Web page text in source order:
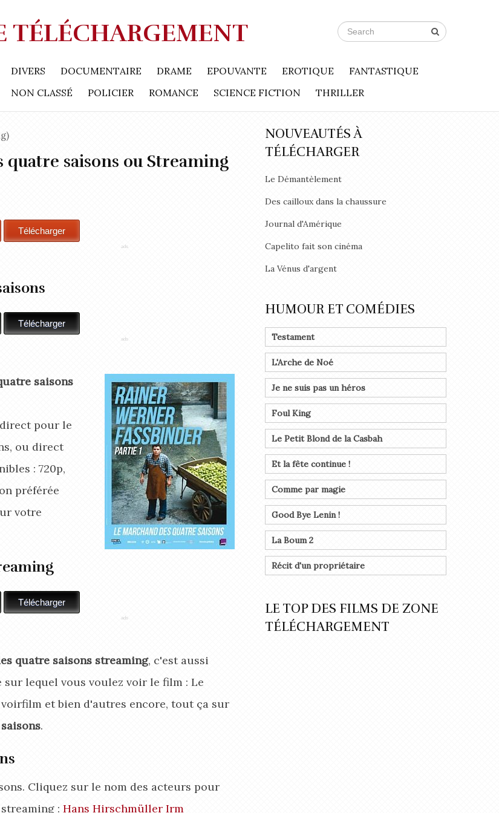
TÉLÉCHARGEMENT
DIVERS DOCUMENTAIRE DRAME EPOUVANTE EROTIQUE
FANTASTIQUE
NON CLASSÉ POLICIER ROMANCE SCIENCE FICTION THRILLER
saisons ou Streaming
saisons
pour le
ou direct
: 720p,
préférée
votre
quatre saisons streaming, c'est aussi
lequel vous voulez voir le film : Le
et bien d'autres encore, tout ça sur
.
Cliquez sur le nom des acteurs pour
: Hans Hirschmüller Irm
NOUVEAUTÉS À
TÉLÉCHARGER
Le Démantèlement
Des cailloux dans la chaussure
Journal d'Amérique
Capelito fait son cinéma
La Vénus d'argent
HUMOUR ET COMÉDIES
Testament
L'Arche de Noé
Je ne suis pas un héros
Foul King
Le Petit Blond de la Casbah
Et la fête continue !
Comme par magie
Good Bye Lenin !
La Boum 2
Récit d'un propriétaire
LE TOP DES FILMS DE ZONE
TÉLÉCHARGEMENT